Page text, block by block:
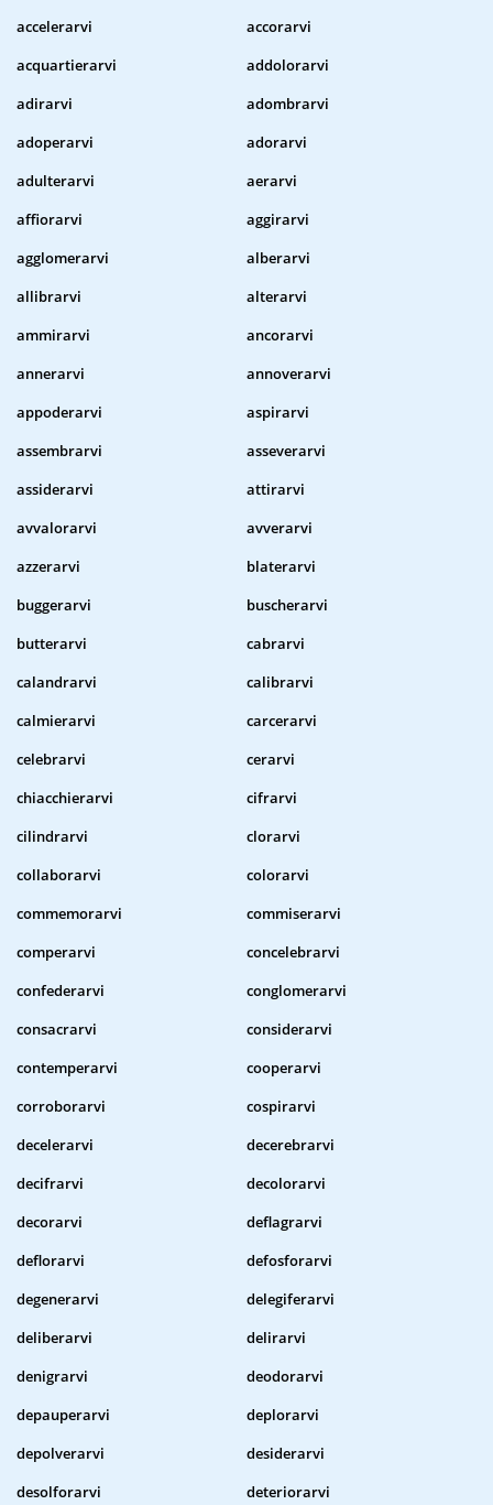
accelerarvi
accorarvi
acquartierarvi
addolorarvi
adirarvi
adombrarvi
adoperarvi
adorarvi
adulterarvi
aerarvi
affiorarvi
aggirarvi
agglomerarvi
alberarvi
allibrarvi
alterarvi
ammirarvi
ancorarvi
annerarvi
annoverarvi
appoderarvi
aspirarvi
assembrarvi
asseverarvi
assiderarvi
attirarvi
avvalorarvi
avverarvi
azzerarvi
blaterarvi
buggerarvi
buscherarvi
butterarvi
cabrarvi
calandrarvi
calibrarvi
calmierarvi
carcerarvi
celebrarvi
cerarvi
chiacchierarvi
cifrarvi
cilindrarvi
clorarvi
collaborarvi
colorarvi
commemorarvi
commiserarvi
comperarvi
concelebrarvi
confederarvi
conglomerarvi
consacrarvi
considerarvi
contemperarvi
cooperarvi
corroborarvi
cospirarvi
decelerarvi
decerebrarvi
decifrarvi
decolorarvi
decorarvi
deflagrarvi
deflorarvi
defosforarvi
degenerarvi
delegiferarvi
deliberarvi
delirarvi
denigrarvi
deodorarvi
depauperarvi
deplorarvi
depolverarvi
desiderarvi
desolforarvi
deteriorarvi